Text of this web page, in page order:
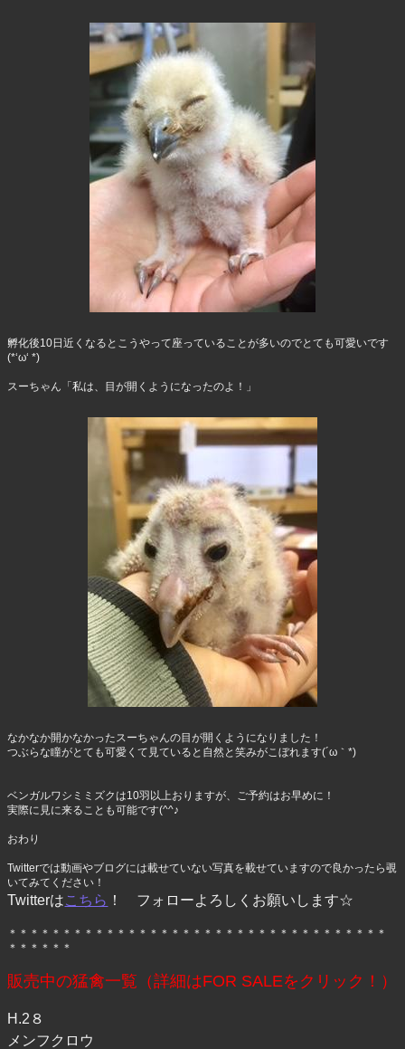
孵化後10日近くなるとこうやって座っていることが多いのでとても可愛いです
(*‘ω‘ *)
スーちゃん「私は、目が開くようになったのよ！」
なかなか開かなかったスーちゃんの目が開くようになりました！
つぶらな瞳がとても可愛くて見ていると自然と笑みがこぼれます(´ω｀*)
ベンガルワシミミズクは10羽以上おりますが、ご予約はお早めに！
実際に見に来ることも可能です(^^♪
おわり
Twitterでは動画やブログには載せていない写真を載せていますので良かったら覗
いてみてください！
Twitterはこちら ！ フォローよろしくお願いします☆
＊＊＊＊＊＊＊＊＊＊＊＊＊＊＊＊＊＊＊＊＊＊＊＊＊＊＊＊＊＊＊＊＊＊＊
＊＊＊＊＊＊
販売中の猛禽一覧（詳細はFOR SALEをクリック！）
H.2８
メンフクロウ